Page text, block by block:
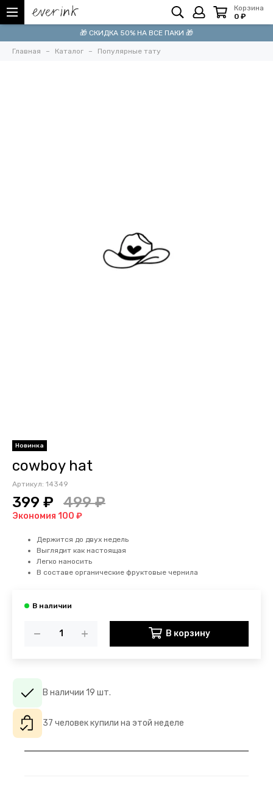
Корзина
0 ₽
🎁 СКИДКА 50% НА ВСЕ ПАКИ 🎁
Главная Каталог Популярные тату
Новинка
cowboy hat
Артикул: 14349
399 ₽ 499 ₽
Экономия 100 ₽
Держится до двух недель
Выглядит как настоящая
Легко наносить
В составе органические фруктовые чернила
В корзину
В наличии 19 шт.
37 человек купили на этой неделе